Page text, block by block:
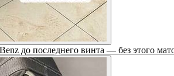
до последнего винта — без этого